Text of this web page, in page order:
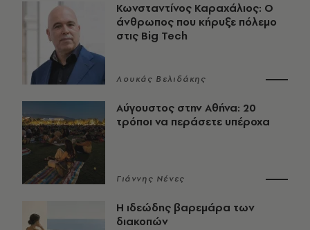
Κωνσταντίνος Καραχάλιος: Ο
άνθρωπος που κήρυξε πόλεμο
στις Big Tech
Λουκάς Βελιδάκης
Αύγουστος στην Αθήνα: 20
τρόποι να περάσετε υπέροχα
Γιάννης Νένες
Η ιδεώδης βαρεμάρα των
διακοπών